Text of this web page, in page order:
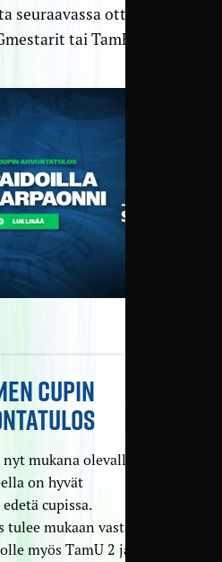
seuraavassa ottelussa
tai TamFU.
CUPIN
mukana olevalla
on hyvät
cupissa.
mukaan vasta
myös TamU 2 ja